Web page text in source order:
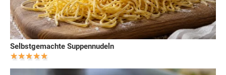
Selbstgemachte Suppennudeln